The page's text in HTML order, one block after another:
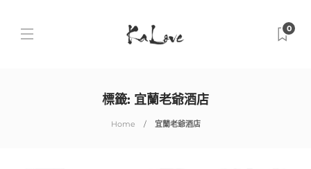
0
標籤: 宜蘭老爺酒店
Home 宜蘭老爺酒店